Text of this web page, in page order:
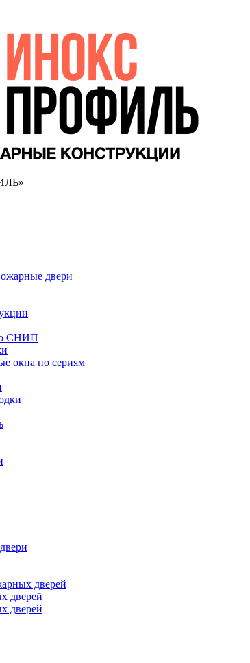
двери
СНИП
окна по сериям
дверей
дверей
дверей